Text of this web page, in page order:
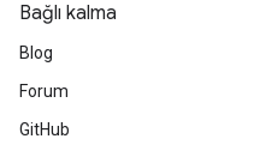
Bağlı kalma
Blog
Forum
GitHub